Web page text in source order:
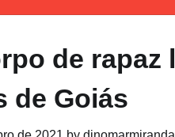
de rapaz
de Goiás